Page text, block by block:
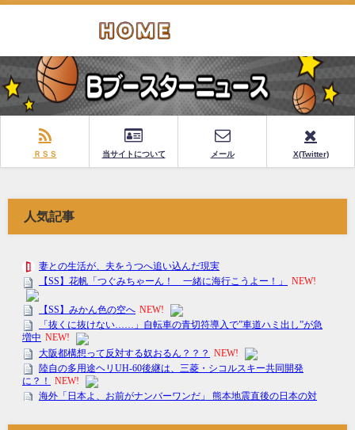
ＲＳＳ 当サイトについて メール X(Twitter)
人気記事